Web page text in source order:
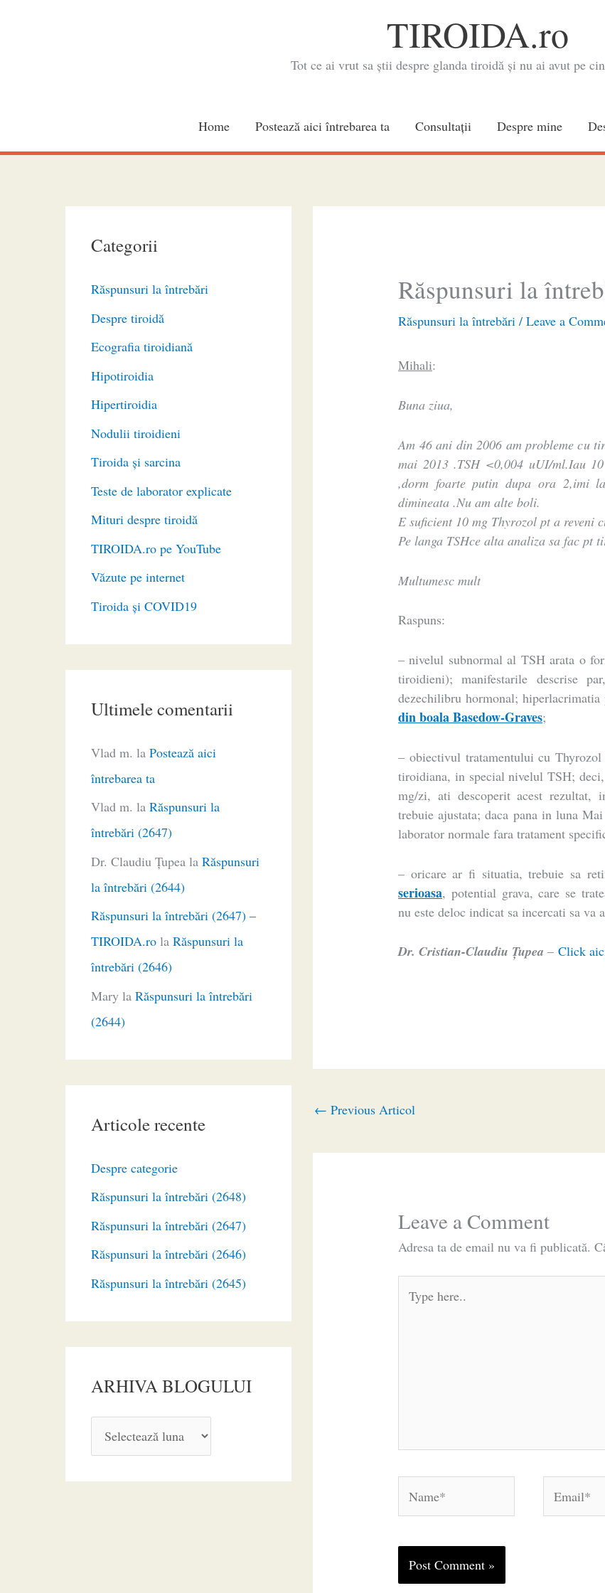
TIROIDA.ro
Tot ce ai vrut sa știi despre glanda tiroidă și nu ai avut pe
Home Postează aici întrebarea ta Consultaţii Despre mine
Categorii
Răspunsuri la întrebări
Despre tiroidă
Ecografia tiroidiană
Hipotiroidia
Hipertiroidia
Nodulii tiroidieni
Tiroida și sarcina
Teste de laborator explicate
Mituri despre tiroidă
TIROIDA.ro pe YouTube
Văzute pe internet
Tiroida și COVID19
Ultimele comentarii
Vlad m. la Postează aici
întrebarea ta
Vlad m. la Răspunsuri la
întrebări (2647)
Dr. Claudiu Ţupea la Răspunsuri
la întrebări (2644)
Răspunsuri la întrebări (2647) –
TIROIDA.ro la Răspunsuri la
întrebări (2646)
Mary la Răspunsuri la întrebări
(2644)
Articole recente
Despre categorie
Răspunsuri la întrebări (2648)
Răspunsuri la întrebări (2647)
Răspunsuri la întrebări (2646)
Răspunsuri la întrebări (2645)
ARHIVA BLOGULUI
R
H
Răspunsuri la
Răspunsuri la întrebări /Leave a
Mihali:
Buna ziua,
Am 46 ani din 2006 am probleme cu
mai 2013 .TSH <0,004 uUI/ml.Iau
,dorm foarte putin dupa ora 2,imi
dimineata .Nu am alte boli.
E suficient 10 mg Thyrozol pt a reveni
Pe langa TSHce alta analiza sa fac pt
Multumesc mult
Raspuns:
– nivelul subnormal al TSH arata o
tiroidieni); manifestarile descrise
dezechilibru hormonal;
din boala Basedow-Graves;
– obiectivul tratamentului cu
tiroidiana, in special nivelul TSH;
mg/zi, ati descoperit acest rezultat,
trebuie ajustata; daca pana in luna
laborator normale fara tratament
– oricare ar fi situatia, trebuie sa
serioasa, potential grava, care se
nu este deloc indicat sa incercati sa va
Dr. Cristian-Claudiu Ţupea –Click
← Previous Articol
Leave a Comment
Adresa ta de email nu va fi publicată.
here..